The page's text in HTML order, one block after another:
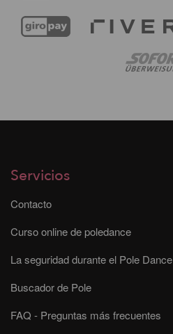
Servicios
Contacto
Curso online de poledance
La seguridad durante el Pole Dance
Buscador de Pole
FAQ - Preguntas más frecuentes